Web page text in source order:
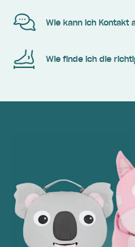
Wie kann ich Kontakt
Wie finde ich die